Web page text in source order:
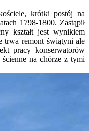
krótki postój na
1798-1800. Zastąpił
kształt jest wynikiem
trwa remont świątyni ale
pracy konserwatorów
na chórze z tymi